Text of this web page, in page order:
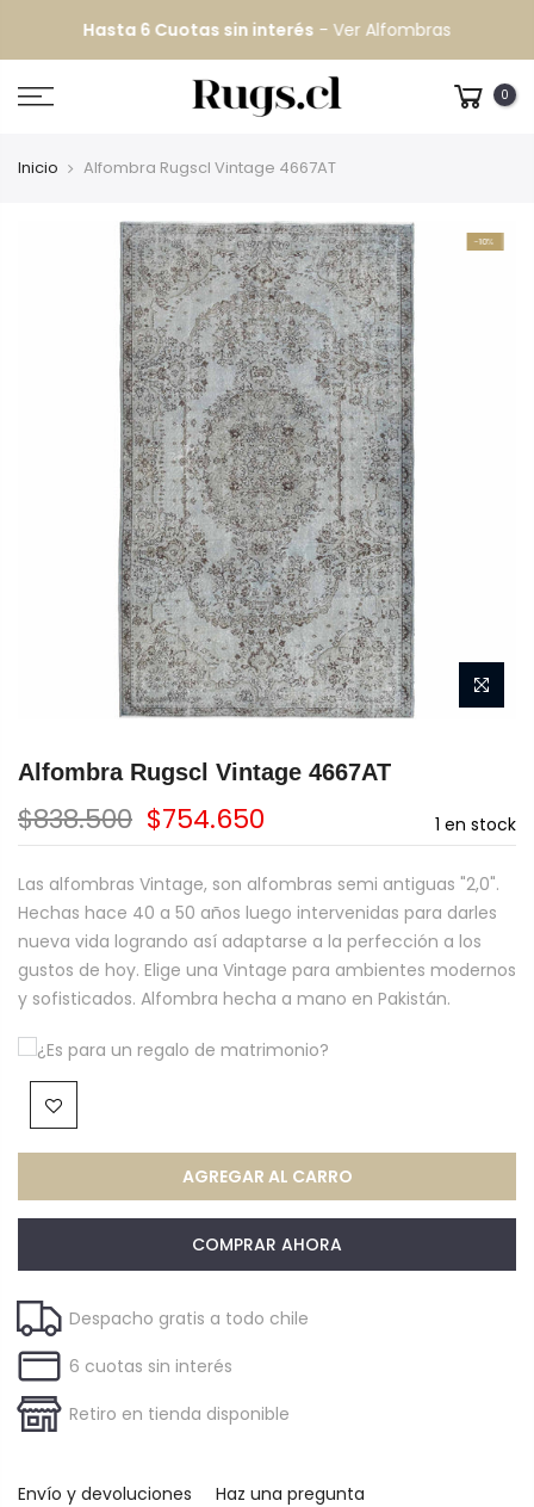
Hasta 6 Cuotas sin interés -Ver Alfombras
0
Inicio Alfombra Rugscl Vintage 4667AT
-10%
Alfombra Rugscl Vintage 4667AT
1 en stock
$838.500 $754.650
Las alfombras Vintage, son alfombras semi antiguas "2,0".
Hechas hace 40 a 50 años luego intervenidas para darles
nueva vida logrando así adaptarse a la perfección a los
gustos de hoy. Elige una Vintage para ambientes modernos
y sofisticados. Alfombra hecha a mano en Pakistán.
¿Es para un regalo de matrimonio?
AGREGAR AL CARRO
COMPRAR AHORA
Despacho gratis a todo chile
6 cuotas sin interés
Retiro en tienda disponible
Envío y devoluciones Haz una pregunta